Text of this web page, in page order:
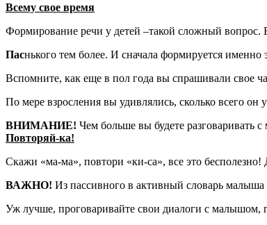
Всему свое время
Формирование речи у детей –такой сложный вопрос.
Паснького тем более. И сначала формируется именно
Вспомните, как еще в пол года вы спрашивали свое
По мере взросления вы удивлялись, сколько всего
ВНИМАНИЕ! Чем больше вы будете разговаривать
Повторяй-ка!
Скажи «ма-ма», повтори «ки-са», все это бесполезно!
ВАЖНО! Из пассивного в активный словарь малыша
Уж лучше, проговаривайте свои диалоги с малышом,